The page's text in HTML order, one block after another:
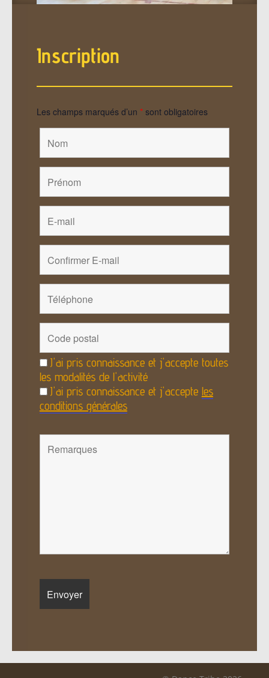
Inscription
Les champs marqués d’un *sont obligatoires
J'ai pris connaissance et j'accepte toutes
les modalités de l'activité
J'ai pris connaissance et j'accepte les
conditions générales